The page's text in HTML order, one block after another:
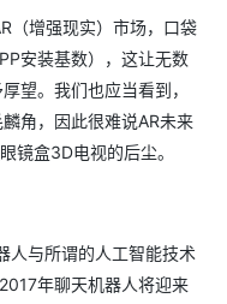
（增强现实）市场，口袋
安装基数），这让无数
望。我们也应当看到，
角，因此很难说AR未来
镜盒3D电视的后尘。
人与所谓的人工智能技术
年聊天机器人将迎来